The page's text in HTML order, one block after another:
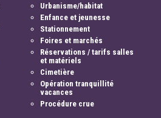
Urbanisme/habitat
Enfance et jeunesse
Stationnement
Foires et marchés
Réservations / tarifs salles
et matériels
Cimetière
Opération tranquillité
vacances
Procédure crue